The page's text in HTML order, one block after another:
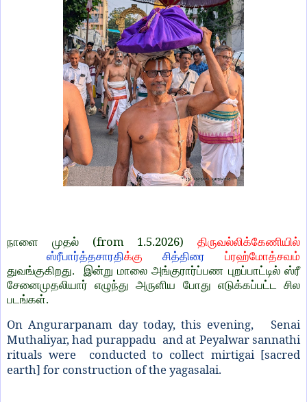
நாளை முதல் (from 1.5.2026)
திருவல்லிக்கேணியில்
ஸ்ரீபார்த்தசாரதிக்கு சித்திரை ப்ரஹ்மோத்சவம்
துவங்குகிறது. இன்று மாலை அங்குரார்ப்பண புறப்பாட்டில் ஸ்ரீ
சேனைமுதலியார் எழுந்து அருளிய போது எடுக்கப்பட்ட சில
படங்கள்.
On Angurarpanam day today, this evening, Senai
Muthaliyar, had purappadu and at Peyalwar sannathi
rituals were conducted to collect mirtigai [sacred
earth] for construction of the yagasalai.